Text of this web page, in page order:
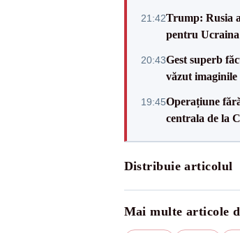
21:42Trump: Rusia
pentru Ucraina
20:43Gest superb
văzut imaginile
19:45Operațiune
centrala de la
Distribuie articolul
Mai multe articole